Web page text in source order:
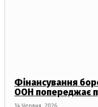
Фінансування
ООН попереджає
14 Червня, 2026